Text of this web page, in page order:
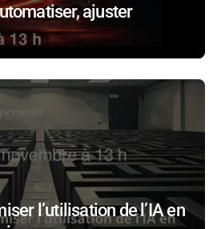
ajuster
l’utilisation de l’IA en